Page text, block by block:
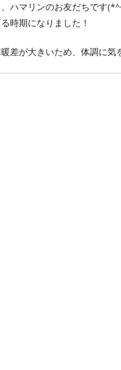
ハマリンのお友だちです
時期になりました！
差が大きいため、体調に気